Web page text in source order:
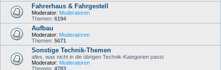
Fahrerhaus & Fahrgestell
Moderator: Moderatoren
Themen: 6194
Aufbau
Moderator: Moderatoren
Themen: 5671
Sonstige Technik-Themen
alles, was nicht in die übrigen Technik-Kategorien passt
Moderator: Moderatoren
Themen: 4783